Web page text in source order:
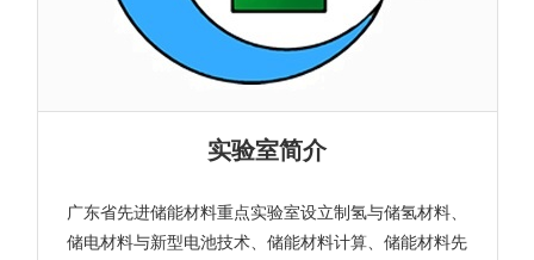
实验室简介
广东省先进储能材料重点实验室设立制氢与储氢材料、
储电材料与新型电池技术、储能材料计算、储能材料先